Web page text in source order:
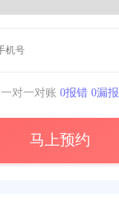
一对一对账 0报错 0漏报
马上预约